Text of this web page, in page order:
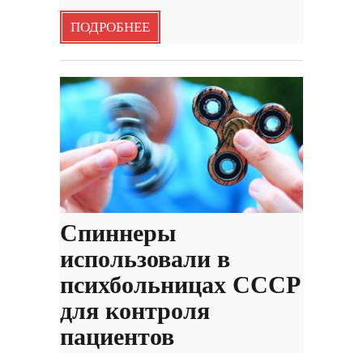
ПОДРОБНЕЕ
Спиннеры
использовали в
психбольницах СССР
для контроля
пациентов